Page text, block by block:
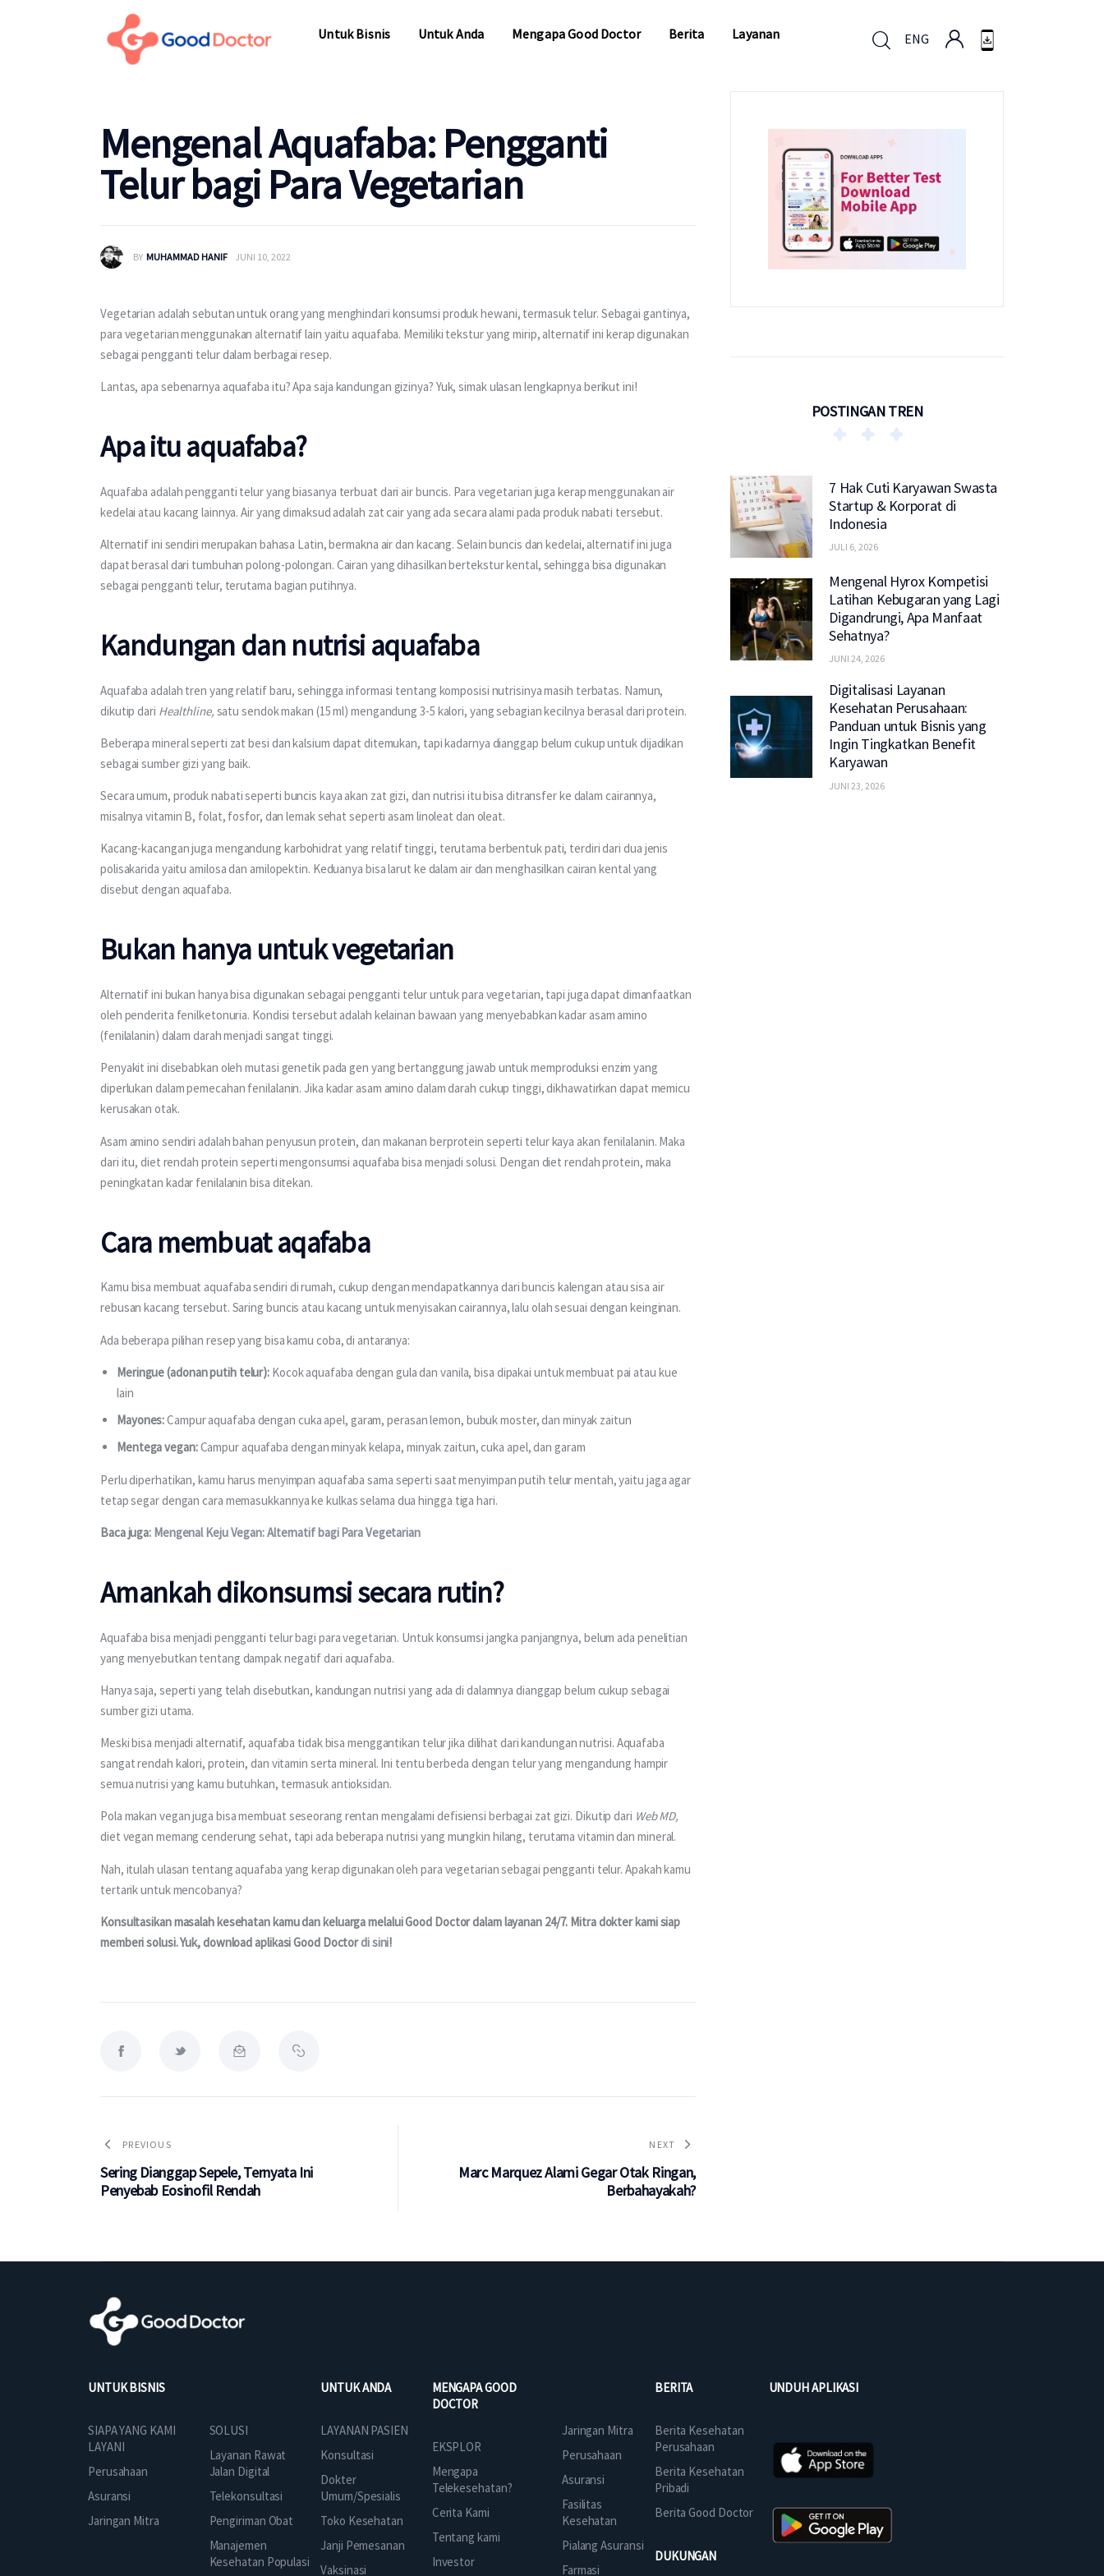
Untuk Bisnis Untuk Anda Mengapa Good Doctor Berita Layanan ENG
Mengenal Aquafaba: Pengganti
Telur bagi Para Vegetarian
BY MUHAMMAD HANIF JUNI 10, 2022
Vegetarian adalah sebutan untuk orang yang menghindari konsumsi produk hewani, termasuk telur. Sebagai gantinya,
para vegetarian menggunakan alternatif lain yaitu aquafaba. Memiliki tekstur yang mirip, alternatif ini kerap digunakan
sebagai pengganti telur dalam berbagai resep.
Lantas, apa sebenarnya aquafaba itu? Apa saja kandungan gizinya? Yuk, simak ulasan lengkapnya berikut ini!
Apa itu aquafaba?
Aquafaba adalah pengganti telur yang biasanya terbuat dari air buncis. Para vegetarian juga kerap menggunakan air
kedelai atau kacang lainnya. Air yang dimaksud adalah zat cair yang ada secara alami pada produk nabati tersebut.
Alternatif ini sendiri merupakan bahasa Latin, bermakna air dan kacang. Selain buncis dan kedelai, alternatif ini juga
dapat berasal dari tumbuhan polong-polongan. Cairan yang dihasilkan bertekstur kental, sehingga bisa digunakan
sebagai pengganti telur, terutama bagian putihnya.
Kandungan dan nutrisi aquafaba
Aquafaba adalah tren yang relatif baru, sehingga informasi tentang komposisi nutrisinya masih terbatas. Namun,
dikutip dari Healthline, satu sendok makan (15 ml) mengandung 3-5 kalori, yang sebagian kecilnya berasal dari protein.
Beberapa mineral seperti zat besi dan kalsium dapat ditemukan, tapi kadarnya dianggap belum cukup untuk dijadikan
sebagai sumber gizi yang baik.
Secara umum, produk nabati seperti buncis kaya akan zat gizi, dan nutrisi itu bisa ditransfer ke dalam cairannya,
misalnya vitamin B, folat, fosfor, dan lemak sehat seperti asam linoleat dan oleat.
Kacang-kacangan juga mengandung karbohidrat yang relatif tinggi, terutama berbentuk pati, terdiri dari dua jenis
polisakarida yaitu amilosa dan amilopektin. Keduanya bisa larut ke dalam air dan menghasilkan cairan kental yang
disebut dengan aquafaba.
Bukan hanya untuk vegetarian
Alternatif ini bukan hanya bisa digunakan sebagai pengganti telur untuk para vegetarian, tapi juga dapat dimanfaatkan
oleh penderita fenilketonuria. Kondisi tersebut adalah kelainan bawaan yang menyebabkan kadar asam amino
(fenilalanin) dalam darah menjadi sangat tinggi.
Penyakit ini disebabkan oleh mutasi genetik pada gen yang bertanggung jawab untuk memproduksi enzim yang
diperlukan dalam pemecahan fenilalanin. Jika kadar asam amino dalam darah cukup tinggi, dikhawatirkan dapat memicu
kerusakan otak.
Asam amino sendiri adalah bahan penyusun protein, dan makanan berprotein seperti telur kaya akan fenilalanin. Maka
dari itu, diet rendah protein seperti mengonsumsi aquafaba bisa menjadi solusi. Dengan diet rendah protein, maka
peningkatan kadar fenilalanin bisa ditekan.
Cara membuat aqafaba
Kamu bisa membuat aquafaba sendiri di rumah, cukup dengan mendapatkannya dari buncis kalengan atau sisa air
rebusan kacang tersebut. Saring buncis atau kacang untuk menyisakan cairannya, lalu olah sesuai dengan keinginan.
Ada beberapa pilihan resep yang bisa kamu coba, di antaranya:
Meringue (adonan putih telur): Kocok aquafaba dengan gula dan vanila, bisa dipakai untuk membuat pai atau kue
lain
Mayones:Campur aquafaba dengan cuka apel, garam, perasan lemon, bubuk moster, dan minyak zaitun
Mentega vegan:Campur aquafaba dengan minyak kelapa, minyak zaitun, cuka apel, dan garam
Perlu diperhatikan, kamu harus menyimpan aquafaba sama seperti saat menyimpan putih telur mentah, yaitu jaga agar
tetap segar dengan cara memasukkannya ke kulkas selama dua hingga tiga hari.
Baca juga: Mengenal Keju Vegan: Alternatif bagi Para Vegetarian
Amankah dikonsumsi secara rutin?
Aquafaba bisa menjadi pengganti telur bagi para vegetarian. Untuk konsumsi jangka panjangnya, belum ada penelitian
yang menyebutkan tentang dampak negatif dari aquafaba.
Hanya saja, seperti yang telah disebutkan, kandungan nutrisi yang ada di dalamnya dianggap belum cukup sebagai
sumber gizi utama.
Meski bisa menjadi alternatif, aquafaba tidak bisa menggantikan telur jika dilihat dari kandungan nutrisi. Aquafaba
sangat rendah kalori, protein, dan vitamin serta mineral. Ini tentu berbeda dengan telur yang mengandung hampir
semua nutrisi yang kamu butuhkan, termasuk antioksidan.
Pola makan vegan juga bisa membuat seseorang rentan mengalami defisiensi berbagai zat gizi. Dikutip dari Web MD,
diet vegan memang cenderung sehat, tapi ada beberapa nutrisi yang mungkin hilang, terutama vitamin dan mineral.
Nah, itulah ulasan tentang aquafaba yang kerap digunakan oleh para vegetarian sebagai pengganti telur. Apakah kamu
tertarik untuk mencobanya?
Konsultasikan masalah kesehatan kamu dan keluarga melalui Good Doctor dalam layanan 24/7. Mitra dokter kami siap
memberi solusi. Yuk, download aplikasi Good Doctor di sini!
PREVIOUS
Sering Dianggap Sepele, Ternyata Ini
Penyebab Eosinofil Rendah
NEXT
Marc Marquez Alami Gegar Otak Ringan,
Berbahayakah?
POSTINGAN TREN
7 Hak Cuti Karyawan Swasta
Startup & Korporat di
Indonesia
JULI 6, 2026
Mengenal Hyrox Kompetisi
Latihan Kebugaran yang Lagi
Digandrungi, Apa Manfaat
Sehatnya?
JUNI 24, 2026
Digitalisasi Layanan
Kesehatan Perusahaan:
Panduan untuk Bisnis yang
Ingin Tingkatkan Benefit
Karyawan
JUNI 23, 2026
UNTUK BISNIS
SIAPA YANG KAMI
LAYANI
Perusahaan
Asuransi
Jaringan Mitra
SOLUSI
Layanan Rawat
Jalan Digital
Telekonsultasi
Pengiriman Obat
Manajemen
Kesehatan Populasi
UNTUK ANDA
LAYANAN PASIEN
Konsultasi
Dokter
Umum/Spesialis
Toko Kesehatan
Janji Pemesanan
Vaksinasi
MENGAPA GOOD
DOCTOR
EKSPLOR
Mengapa
Telekesehatan?
Cerita Kami
Tentang kami
Investor
Jaringan Mitra
Perusahaan
Asuransi
Fasilitas
Kesehatan
Pialang Asuransi
Farmasi
BERITA
Berita Kesehatan
Perusahaan
Berita Kesehatan
Pribadi
Berita Good Doctor
DUKUNGAN
UNDUH APLIKASI